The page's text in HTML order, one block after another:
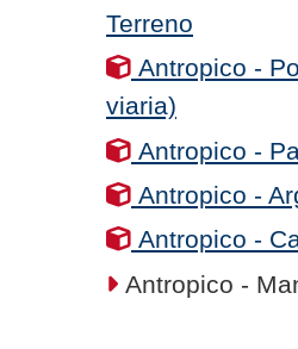
Terreno
Antropico -
viaria)
Antropico -
Antropico -
Antropico -
Antropico -